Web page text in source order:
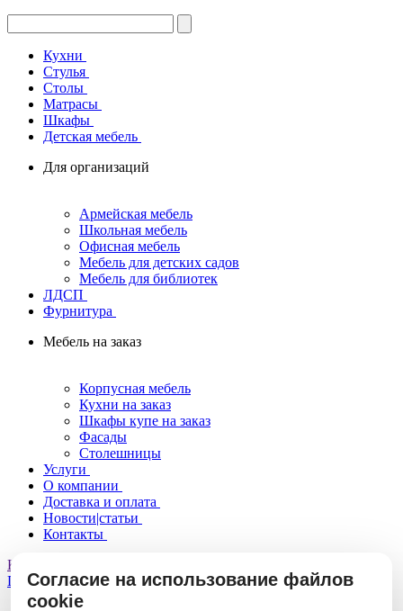
Кухни
Стулья
Столы
Матрасы
Шкафы
Детская мебель
Для организаций
Армейская мебель
Школьная мебель
Офисная мебель
Мебель для детских садов
Мебель для библиотек
ЛДСП
Фурнитура
Мебель на заказ
Корпусная мебель
Кухни на заказ
Шкафы купе на заказ
Фасады
Столешницы
Услуги
О компании
Доставка и оплата
Новости|статьи
Контакты
Консультация
ГлавнаяКаталогСтолы
Согласие на использование файлов
cookie